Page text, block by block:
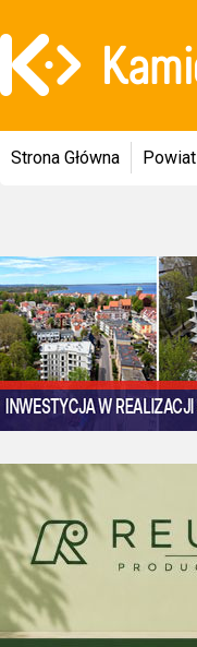
Strona Główna Powiat